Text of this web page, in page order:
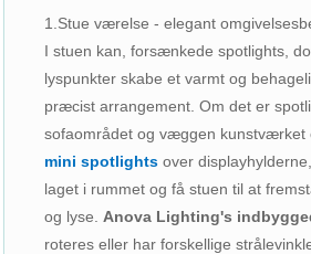
1.Stue værelse - elegant
I stuen kan, forsænkede spotlights,
lyspunkter skabe et varmt og
præcist arrangement. Om det er
sofaområdet og væggen kunstværket
mini spotlights over
laget i rummet og få stuen til at
og lyse. Anova Lighting's
roteres eller har forskellige